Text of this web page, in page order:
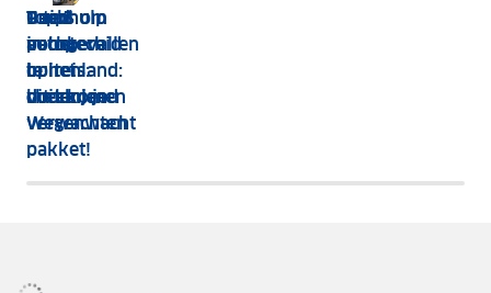
Pechhulp
in het
buitenland:
dit kan je
verwachten
Goed
voorbereid
op reis:
check je
Wegenwacht
pakket!
9 tips om
autopech
te
voorkomen
Top 5
pechgevallen
in het
buitenland